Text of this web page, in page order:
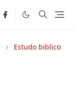
Estudo biblico